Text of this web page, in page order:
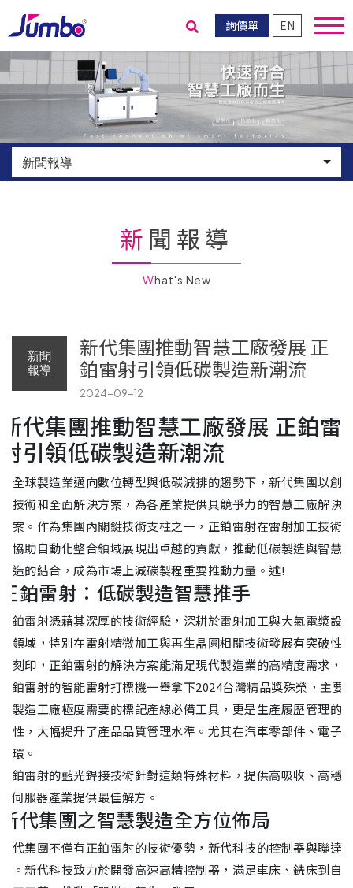
詢價單 EN
送出搜尋
新聞報導
新聞報導
What's New
新聞
報導
新代集團推動智慧工廠發展 正
鉑雷射引領低碳製造新潮流
2024-09-12
新代集團推動智慧工廠發展 正鉑雷
射引領低碳製造新潮流
在全球製造業邁向數位轉型與低碳減排的趨勢下，新代集團以創
新技術和全面解決方案，為各產業提供具競爭力的智慧工廠解決
方案。作為集團內關鍵技術支柱之一，正鉑雷射在雷射加工技術
和協助自動化整合領域展現出卓越的貢獻，推動低碳製造與智慧
製造的結合，成為市場上減碳製程重要推動力量。述!
正鉑雷射：低碳製造智慧推手
正鉑雷射憑藉其深厚的技術經驗，深耕於雷射加工與大氣電漿
技領域，特別在雷射精微加工與再生晶圓相關技術發展有突破
與刻印，正鉑雷射的解決方案能滿足現代製造業的高精度需求
正鉑雷射的智能雷射打標機一舉拿下2024台灣精品獎殊榮，主
在製造工廠極度需要的標記產線必備工具，更是生產履歷管理
朔性，大幅提升了產品品質管理水準。尤其在汽車零部件、電
一環。
正鉑雷射的藍光銲接技術針對這類特殊材料，提供高吸收、高
AI伺服器產業提供最佳解方。
新代集團之智慧製造全方位佈局
新代集團不僅有正鉑雷射的技術優勢，新代科技的控制器與聯
用。新代科技致力於開發高速高精控制器，滿足車床、銑床到